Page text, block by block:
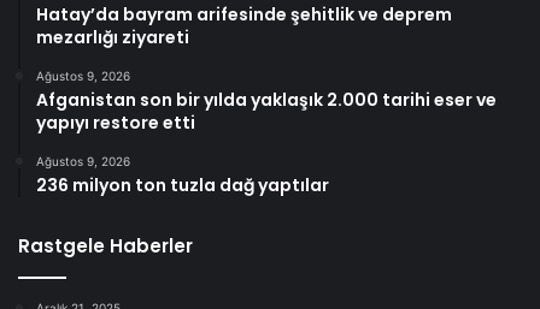
Hatay’da bayram arifesinde şehitlik ve deprem
mezarlığı ziyareti
Ağustos 9, 2026
Afganistan son bir yılda yaklaşık 2.000 tarihi eser ve
yapıyı restore etti
Ağustos 9, 2026
236 milyon ton tuzla dağ yaptılar
Rastgele Haberler